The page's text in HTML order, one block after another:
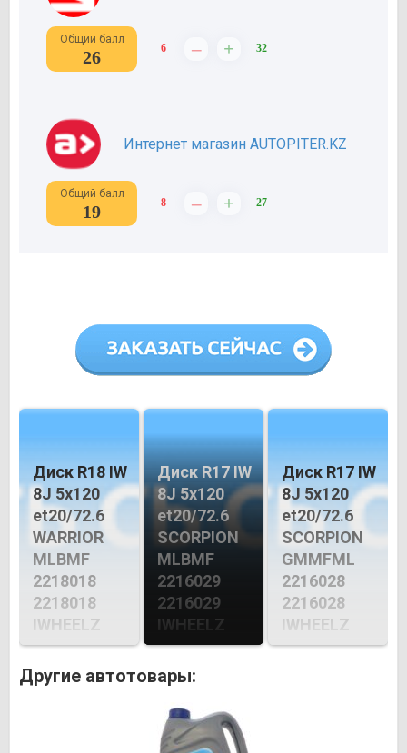
Общий балл
26 6 – + 32
Интернет магазин AUTOPITER.KZ
Общий балл
19 8 – + 27
Диск R18 IW
8J 5х120
et20/72.6
WARRIOR
MLBMF
2218018
2218018
IWHEELZ
Диск R17 IW
8J 5х120
et20/72.6
SCORPION
MLBMF
2216029
2216029
IWHEELZ
Диск R17 IW
8J 5х120
et20/72.6
SCORPION
GMMFML
2216028
2216028
IWHEELZ
Другие автотовары: